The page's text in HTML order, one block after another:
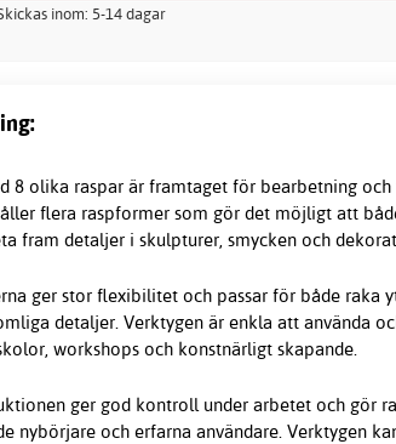
inom: 5-14 dagar
8 olika raspar är framtaget för bearbetning
flera raspformer som gör det möjligt att
fram detaljer i skulpturer, smycken och
ger stor flexibilitet och passar för både raka
detaljer. Verktygen är enkla att använda
workshops och konstnärligt skapande.
ger god kontroll under arbetet och gör
nybörjare och erfarna användare. Verktygen